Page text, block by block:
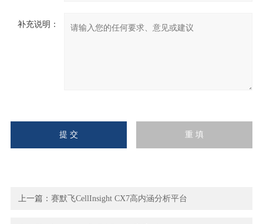
补充说明：
上一篇：赛默飞CellInsight CX7高内涵分析平台